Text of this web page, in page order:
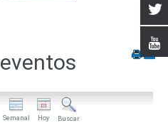
eventos
Semanal Hoy Buscar